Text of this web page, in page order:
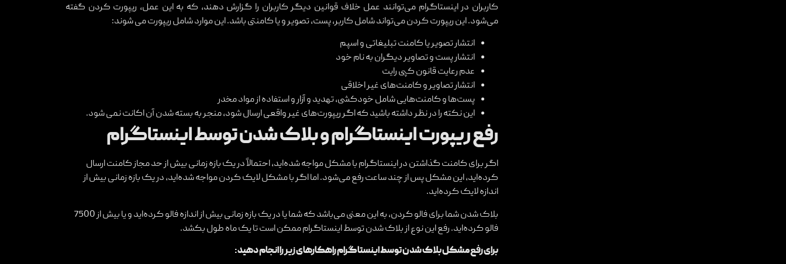
کاربران در اینستاگرام می‌توانند عمل خلاف قوانین دیگر کاربران را گزارش دهند، که به این عمل، ریپورت کردن گفته
می‌شود. این ریپورت کردن می‌تواند شامل کاربر، پست، تصویر و یا کامنتی باشد. این موارد شامل ریپورت می شوند:
انتشار تصویر یا کامنت تبلیغاتی و اسپم
انتشار پست و تصاویر دیگران به نام خود
عدم رعایت قانون کپی رایت
انتشار تصاویر و کامنت‌های غیر اخلاقی
پست‌ها و کامنت‌هایی شامل خودکشی، تهدید و آزار و استفاده از مواد مخدر
این نکته را در نظر داشته باشید که اگر ریپورت‌های غیر واقعی ارسال شود، منجر به بسته شدن آن اکانت نمی‌ شود.
رفع ریپورت اینستاگرام و بلاک شدن توسط اینستاگرام
اگر برای کامنت گذاشتن در اینستاگرام با مشکل مواجه شده‌اید، احتمالاً در یک بازه زمانی بیش از حد مجاز کامنت ارسال
کرده‌اید، این مشکل پس از چند ساعت رفع می‌شود. اما اگر با مشکل لایک کردن مواجه شده‌اید، در یک بازه زمانی بیش از
اندازه لایک کرده‌اید.
بلاک شدن شما برای فالو کردن، به این معنی می‌باشد که شما یا در یک بازه زمانی بیش از اندازه فالو کرده‌اید و یا بیش از 7500
فالو کرده‌اید. رفع این نوع از بلاک شدن توسط اینستاگرام ممکن است تا یک ماه طول بکشد.
برای رفع مشکل بلاک شدن توسط اینستاگرام راهکارهای زیر را انجام دهید: